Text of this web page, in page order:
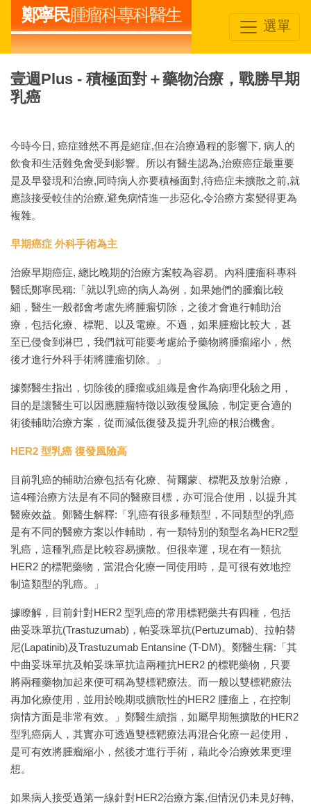
鄭寧民腫瘤科專科醫生 選單
壹週Plus - 積極面對＋藥物治療，戰勝早期
乳癌
今時今日, 癌症雖然不再是絕症,但在治療過程的影響下, 病人的
飲食和生活難免會受到影響。所以有醫生認為,治療癌症最重要
是及早發現和治療,同時病人亦要積極面對,待癌症未擴散之前,就
應該接受較佳的治療,避免病情進一步惡化,令治療方案變得更為
複雜。
早期癌症 外科手術為主
治療早期癌症, 總比晚期的治療方案較為容易。內科腫瘤科專科
醫氐鄭寧民稱:「就以乳癌的病人為例，如果她們的腫瘤比較
細，醫生一般都會考慮先將腫瘤切除，之後才會進行輔助治
療，包括化療、標靶、以及電療。不過，如果腫瘤比較大，甚
至已侵食到淋巴，我們就可能要考慮給予藥物將腫瘤縮小，然
後才進行外科手術將腫瘤切除。」
據鄭醫生指出，切除後的腫瘤或組織是會作為病理化驗之用，
目的是讓醫生可以因應腫瘤特徵以致復發風險，制定更合適的
術後輔助治療方案，從而減低復發及提升乳癌的根治機會。
HER2 型乳癌 復發風險高
目前乳癌的輔助治療包括有化療、荷爾蒙、標靶及放射治療，
這4種治療方法是有不同的醫療目標，亦可混合使用，以提升其
醫療效益。鄭醫生解釋:「乳癌有很多種類型，不同類型的乳癌
是有不同的醫療方案以作輔助，有一類特別的類型名為HER2型
乳癌，這種乳癌是比較容易擴散。但很幸運，現在有一類抗
HER2 的標靶藥物，當混合化療一同使用時，是可很有效地控
制這類型的乳癌。」
據瞭解，目前針對HER2 型乳癌的常用標靶藥共有四種，包括
曲妥珠單抗(Trastuzumab)，帕妥珠單抗(Pertuzumab)、拉帕替
尼(Lapatinib)及Trastuzumab Entansine (T-DM)。鄭醫生稱:「其
中曲妥珠單抗及帕妥珠單抗這兩種抗HER2 的標靶藥物，只要
將兩種藥物加起來便可稱為雙標靶療法。而一般以雙標靶療法
再加化療使用，並用於晚期或擴散性的HER2 腫瘤上，在控制
病情方面是非常有效。」鄭醫生續指，如屬早期無擴散的HER2
型乳癌病人，其實亦可透過雙標靶療法再混合化療一起使用，
是可有效將腫瘤縮小，然後才進行手術，藉此令治療效果更理
想。
如果病人接受過第一線針對HER2治療方案,但情況仍未見好轉,